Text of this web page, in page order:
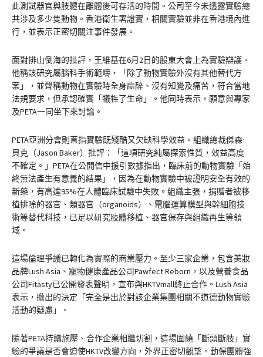
此測試器官與肢體在離體後可存活的時間。公司至今未透露實驗總
共涉及多少隻動物。香港衛生署證實，相關實驗並非在香港境內進
行，並表示正密切關注事件發展。
面對排山倒海的批評，王維基在6月2日的股東大會上為實驗辯護。
他稱該研究屬腦科手術範疇，「除了動物實驗外沒有其他替代方
案」，並聲稱動物在實驗時全身麻醉、沒有知覺及痛苦，符合當地
法規要求，但承認確實「犧牲了生命」。他同時表示，願意與專家
及PETA一同坐下來討論。
PETA亞洲分會則直指實驗既殘酷又欠缺科學效益。組織總裁傑森·
貝克（Jason Baker）批評：「這項研究純屬探索性質，效益高度
不確定。」PETA在公開信中援引數據指出，臨床前的動物實驗「始
終無法產生有意義的結果」，因為在動物實驗中被證明安全有效的
新藥，有高達95%在人體臨床試驗中失敗。組織主張，捐贈者被移
植排除的器官、類器官（organoids）、電腦運算模型與幹細胞技
術等替代科技，已足以研究肢體移植、器官保存與組織再生等領
域。
這場倫理爭議已轉化為實際的商業壓力。至少三家企業，包含美妝
品牌Lush Asia、寵物健康產品公司Pawfect Reborn，以及營養食品
公司Fitasty已公開發表聲明，宣布與HKTVmall終止合作。Lush Asia
表示，撤出的決定「完全是出於對該企業集團相關不道德動物實驗
活動的疑慮」。
隨著PETA持續施壓、合作企業相繼切割，這場圍繞「斷頭斷肢」實
驗的爭議是否會迫使HKTV改變方向，外界正密切觀望。動保團體強